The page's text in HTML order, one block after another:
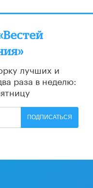
лучших и
раза в неделю:
ПОДПИСАТЬСЯ